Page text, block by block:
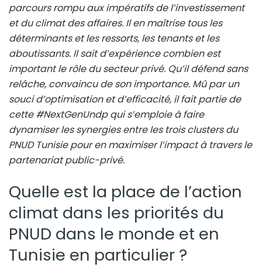
parcours rompu aux impératifs de l’investissement
et du climat des affaires. Il en maîtrise tous les
déterminants et les ressorts, les tenants et les
aboutissants. Il sait d’expérience combien est
important le rôle du secteur privé. Qu’il défend sans
relâche, convaincu de son importance. Mû par un
souci d’optimisation et d’efficacité, il fait partie de
cette #NextGenUndp qui s’emploie à faire
dynamiser les synergies entre les trois clusters du
PNUD Tunisie pour en maximiser l’impact à travers le
partenariat public-privé.
Quelle est la place de l’action
climat dans les priorités du
PNUD dans le monde et en
Tunisie en particulier ?